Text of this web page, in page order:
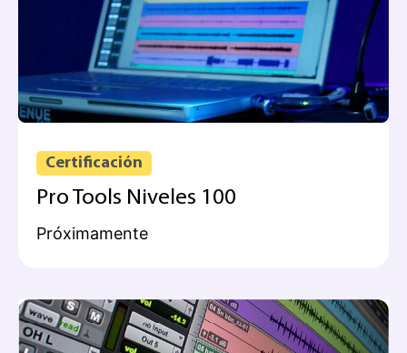
Certificación
Pro Tools Niveles 100
Próximamente